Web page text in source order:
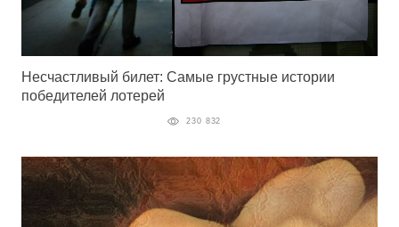
Несчастливый билет: Самые грустные истории
победителей лотерей
230 832